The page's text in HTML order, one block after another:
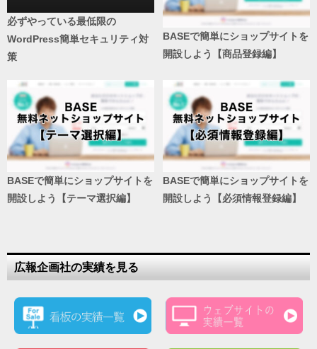
必ずやっている最低限の
WordPress簡単セキュリティ対
策
BASEで簡単にショップサイトを
開設しよう【商品登録編】
BASEで簡単にショップサイトを
開設しよう【テーマ選択編】
BASEで簡単にショップサイトを
開設しよう【必須情報登録編】
広報企画社の実績を見る